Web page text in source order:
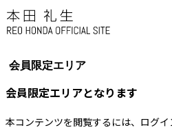
会員限定エリア
会員限定エリアとなります
本コンテンツを閲覧するには、ログイ